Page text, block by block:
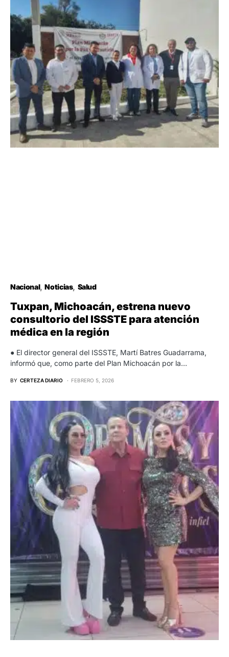
Nacional Noticias Salud
Tuxpan, Michoacán, estrena nuevo
consultorio del ISSSTE para atención
médica en la región
● El director general del ISSSTE, Martí Batres Guadarrama,
informó que, como parte del Plan Michoacán por la…
BY CERTEZA DIARIO FEBRERO 5, 2026